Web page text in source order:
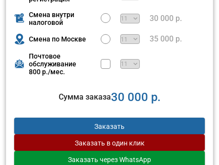
Смена внутри
налоговой
30 000 р.
Смена по Москве 35 000 р.
Почтовое
обслуживание
800 р./мес.
Сумма заказа30 000 р.
Заказать
Заказать в один клик
Заказать через WhatsApp